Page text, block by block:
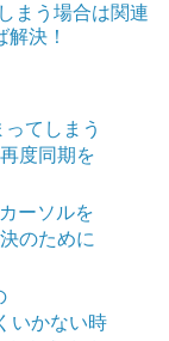
まう場合は関連
決！
てしまう
度同期を
ーソルを
のために
いかない時